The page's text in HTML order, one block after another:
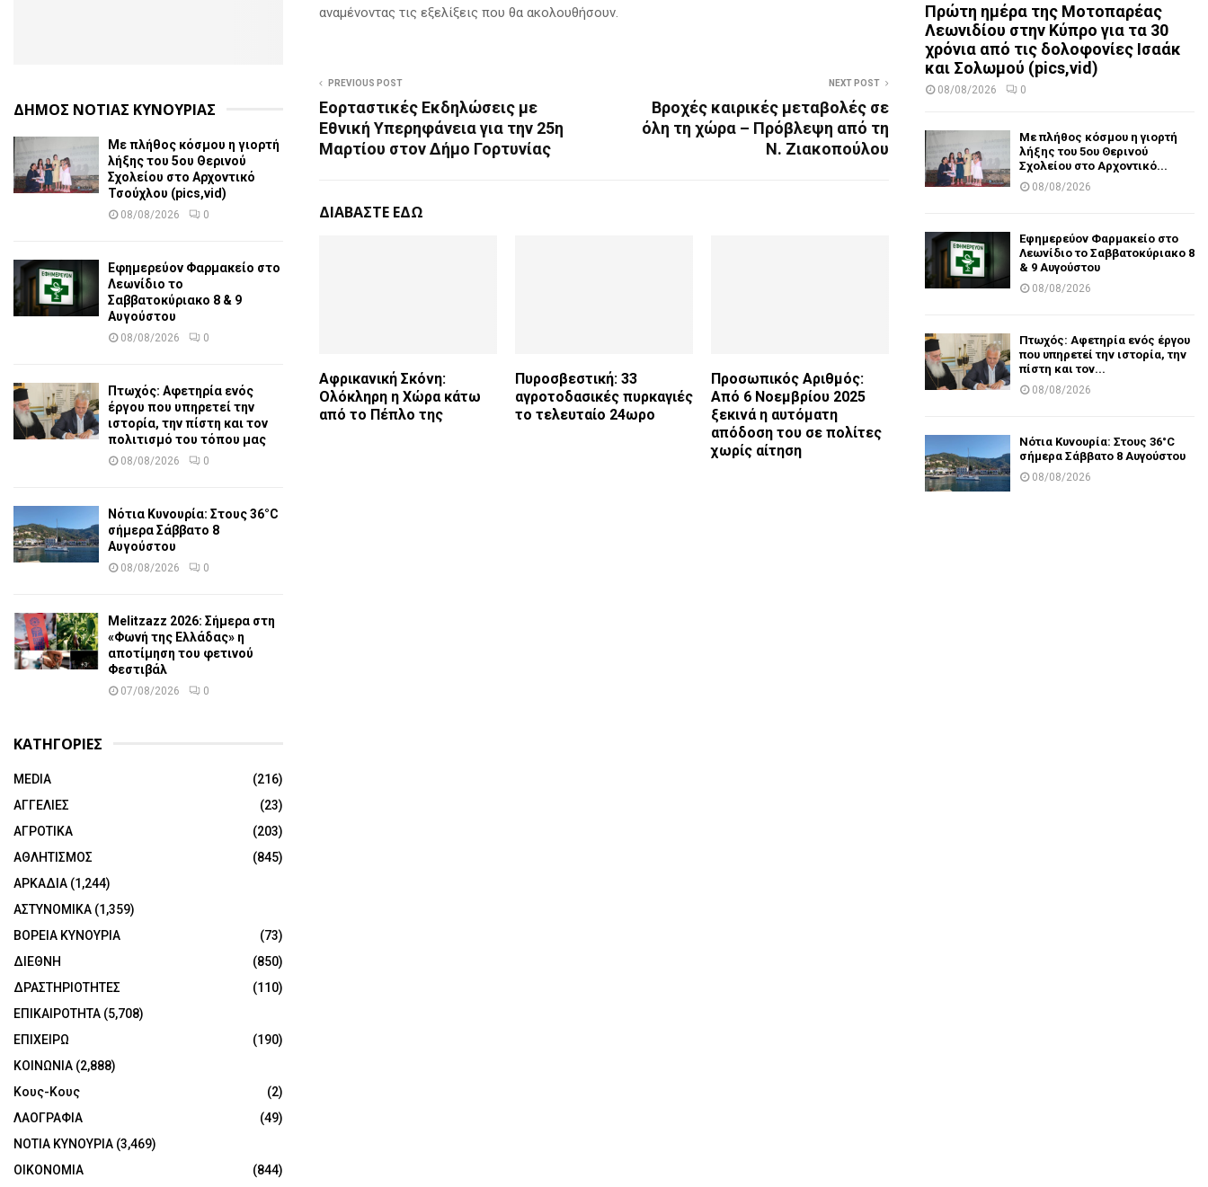
αναμένοντας τις εξελίξεις που θα ακολουθήσουν.
PREVIOUS POST
Εορταστικές Εκδηλώσεις με
Εθνική Υπερηφάνεια για την 25η
Μαρτίου στον Δήμο Γορτυνίας
NEXT POST
Βροχές καιρικές μεταβολές σε
όλη τη χώρα – Πρόβλεψη από τη
Ν. Ζιακοπούλου
ΔΙΑΒΑΣΤΕ ΕΔΩ
Αφρικανική Σκόνη:
Ολόκληρη η Χώρα κάτω
από το Πέπλο της
Πυροσβεστική: 33
αγροτοδασικές πυρκαγιές
το τελευταίο 24ωρο
Προσωπικός Αριθμός:
Από 6 Νοεμβρίου 2025
ξεκινά η αυτόματη
απόδοση του σε πολίτες
χωρίς αίτηση
ΔΗΜΟΣ ΝΟΤΙΑΣ ΚΥΝΟΥΡΙΑΣ
Με πλήθος κόσμου η γιορτή
λήξης του 5ου Θερινού
Σχολείου στο Αρχοντικό
Τσούχλου (pics,vid)
08/08/2026 0
Εφημερεύον Φαρμακείο στο
Λεωνίδιο το
Σαββατοκύριακο 8 & 9
Αυγούστου
08/08/2026 0
Πτωχός: Αφετηρία ενός
έργου που υπηρετεί την
ιστορία, την πίστη και τον
πολιτισμό του τόπου μας
08/08/2026 0
Νότια Κυνουρία: Στους 36°C
σήμερα Σάββατο 8
Αυγούστου
08/08/2026 0
Melitzazz 2026: Σήμερα στη
«Φωνή της Ελλάδας» η
αποτίμηση του φετινού
Φεστιβάλ
07/08/2026 0
ΚΑΤΗΓΟΡΙΕΣ
MEDIA
(216)
ΑΓΓΕΛΙΕΣ
(23)
ΑΓΡΟΤΙΚΑ
(203)
ΑΘΛΗΤΙΣΜΟΣ
(845)
ΑΡΚΑΔΙΑ (1,244)
ΑΣΤΥΝΟΜΙΚΑ (1,359)
ΒΟΡΕΙΑ ΚΥΝΟΥΡΙΑ
(73)
ΔΙΕΘΝΗ
(850)
ΔΡΑΣΤΗΡΙΟΤΗΤΕΣ
(110)
ΕΠΙΚΑΙΡΟΤΗΤΑ (5,708)
ΕΠΙΧΕΙΡΩ
(190)
ΚΟΙΝΩΝΙΑ (2,888)
Κους-Κους
(2)
ΛΑΟΓΡΑΦΙΑ
(49)
ΝΟΤΙΑ ΚΥΝΟΥΡΙΑ (3,469)
ΟΙΚΟΝΟΜΙΑ
(844)
Πρώτη ημέρα της Μοτοπαρέας
Λεωνιδίου στην Κύπρο για τα 30
χρόνια από τις δολοφονίες Ισαάκ
και Σολωμού (pics,vid)
08/08/2026 0
Με πλήθος κόσμου η γιορτή
λήξης του 5ου Θερινού
Σχολείου στο Αρχοντικό...
08/08/2026
Εφημερεύον Φαρμακείο στο
Λεωνίδιο το Σαββατοκύριακο 8
& 9 Αυγούστου
08/08/2026
Πτωχός: Αφετηρία ενός έργου
που υπηρετεί την ιστορία, την
πίστη και τον...
08/08/2026
Νότια Κυνουρία: Στους 36°C
σήμερα Σάββατο 8 Αυγούστου
08/08/2026